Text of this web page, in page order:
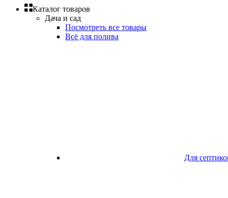
Каталог товаров
Дача и сад
Посмотреть все товары
Всё для полива
Для